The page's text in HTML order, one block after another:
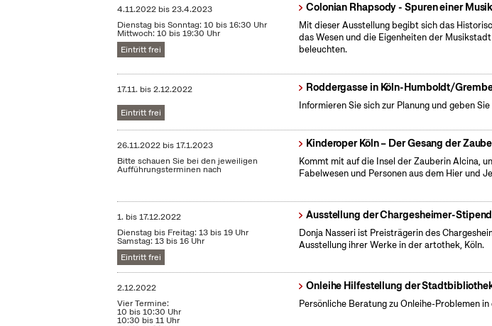
4.11.2022 bis23.4.2023
Dienstag bis Sonntag: 10 bis 16:30 Uhr
Mittwoch: 10 bis 19:30 Uhr
Eintritt frei
Colonian Rhapsody - Spuren einer
Mit dieser Ausstellung begibt sich das
das Wesen und die Eigenheiten der
beleuchten.
17.11. bis2.12.2022
Eintritt frei
Roddergasse in Köln-Humboldt/
Informieren Sie sich zur Planung und geben
26.11.2022 bis17.1.2023
Bitte schauen Sie bei den jeweiligen
Aufführungsterminen nach
Kinderoper Köln – Der Gesang der
Kommt mit auf die Insel der Zauberin Alcina,
Fabelwesen und Personen aus dem Hier und
1. bis17.12.2022
Dienstag bis Freitag: 13 bis 19 Uhr
Samstag: 13 bis 16 Uhr
Eintritt frei
Ausstellung der Chargesheimer-
Donja Nasseri ist Preisträgerin des
Ausstellung ihrer Werke in der artothek, Köln.
2.12.2022
Vier Termine:
10 bis 10:30 Uhr
10:30 bis 11 Uhr
Onleihe Hilfestellung der
Persönliche Beratung zu Onleihe-Problemen